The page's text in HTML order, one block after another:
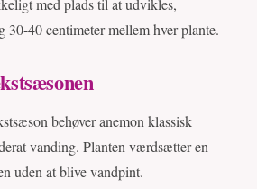
med plads til at udvikles,
40 centimeter mellem hver plante.
behøver anemon klassisk
vanding. Planten værdsætter en
uden at blive vandpint.